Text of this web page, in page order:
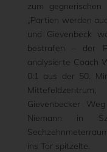
zum
„Partien werden
und Gievenbeck
bestrafen – der
analysierte Coach
0:1 aus der 50.
Gievenbecker
Niemann in
ins Tor spitzelte.